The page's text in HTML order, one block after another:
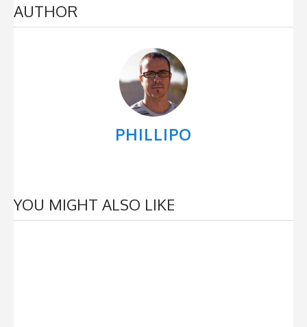
AUTHOR
PHILLIPO
YOU MIGHT ALSO LIKE